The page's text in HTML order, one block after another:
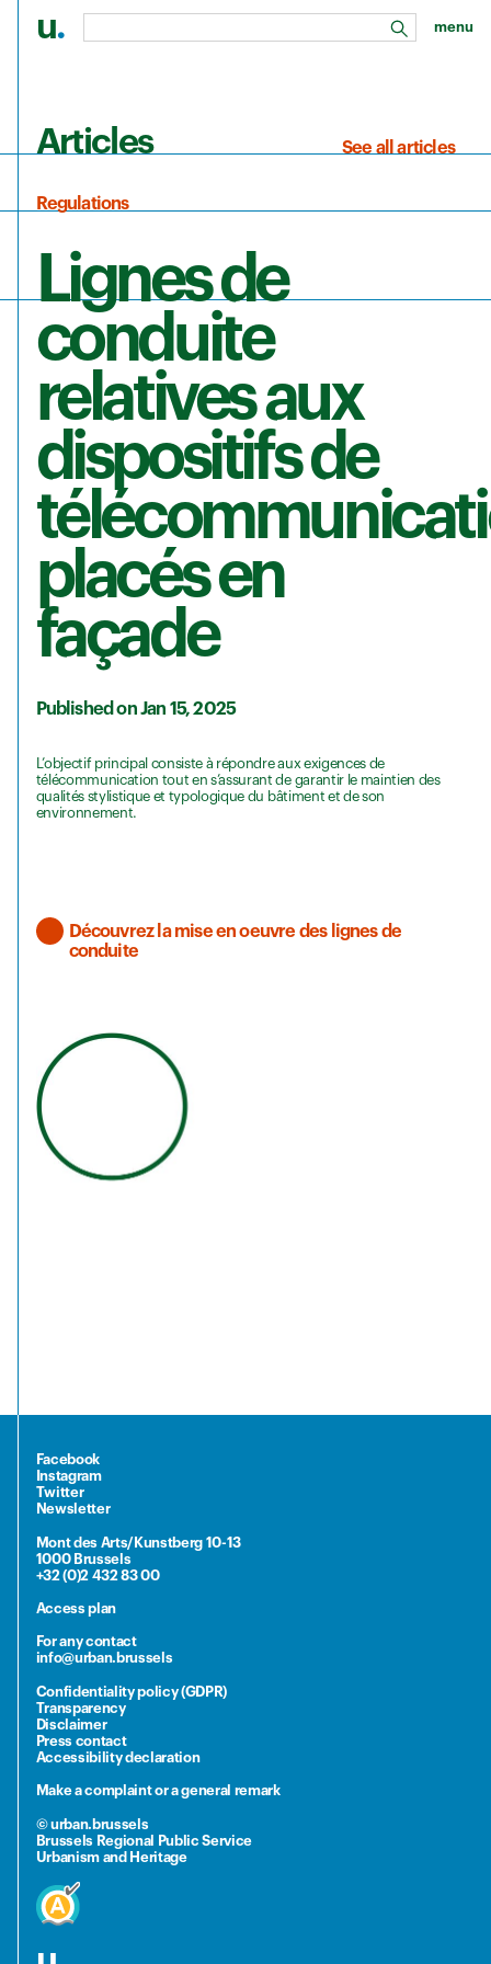
u. search
menu
Articles See all articles
Regulations
Lignes de
conduite
relatives aux
dispositifs de
placés en
façade
Published on Jan 15, 2025
L’objectif principal consiste à répondre aux exigences de
télécommunication tout en s’assurant de garantir le maintien des
qualités stylistique et typologique du bâtiment et de son
environnement.
Découvrez la mise en oeuvre des lignes de
conduite
Facebook
Instagram
Twitter
Newsletter
Mont des Arts/Kunstberg 10-13
1000 Brussels
+32 (0)2 432 83 00
Access plan
For any contact
info@urban.brussels
Confidentiality policy (GDPR)
Transparency
Disclaimer
Press contact
Accessibility declaration
Make a complaint or a general remark
© urban.brussels
Brussels Regional Public Service
Urbanism and Heritage